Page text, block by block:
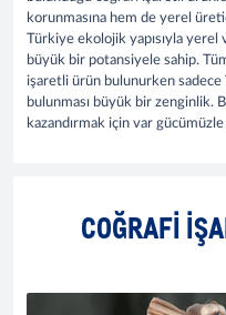
korunmasına hem de yerel
Türkiye ekolojik yapısıyla
büyük bir potansiyele sahip.
işaretli ürün bulunurken
bulunması büyük bir zenginlik.
kazandırmak için var gücümüzle
COĞRAFI